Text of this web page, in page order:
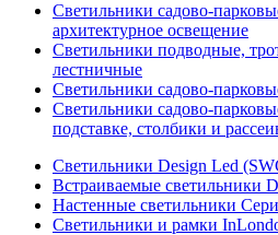
Светильники садово-
архитектурное освещение
Светильники подводные,
лестничные
Светильники садово-
Светильники садово-
подставке, столбики и
Светильники Design Led
Встраиваемые светильники
Настенные светильники
Светильники и рамки